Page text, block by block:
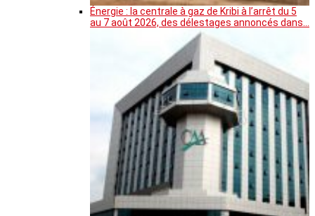
Énergie : la centrale à gaz de Kribi à l’arrêt du 5
au 7 août 2026, des délestages annoncés dans…